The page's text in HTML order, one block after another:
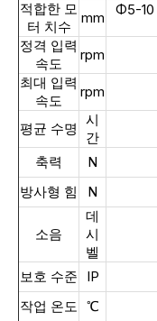
적합한 모
터 치수
mm
Φ5-10
정격 입력
속도
rpm
최대 입력
속도
rpm
평균 수명
시
간
축력
N
방사형 힘
N
소음
데
시
벨
보호 수준 IP
작업 온도 ℃